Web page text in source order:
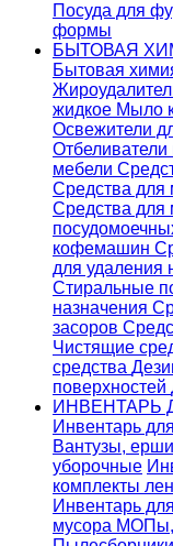
Посуда для
формы
БЫТОВАЯ
Бытовая
жидкое Мыло
Освежители
мебели
Средства для
Средства для
кофемашин
для удаления
Стиральные
назначения
засоров
Чистящие
средства
поверхностей
ИНВЕНТАРЬ
Инвентарь
Вантузы, ерши
уборочные
комплекты
Инвентарь
мусора МОПы,